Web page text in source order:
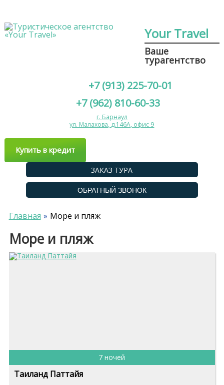
Your Travel
Ваше
турагентство
Купить в кредит
ЗАКАЗ ТУРА
ОБРАТНЫЙ ЗВОНОК
+7 (913) 225-70-01
+7 (962) 810-60-33
г. Барнаул
ул. Малахова, д.146А, офис 9
Главная Море и пляж
Море и пляж
7 ночей
Таиланд Паттайя